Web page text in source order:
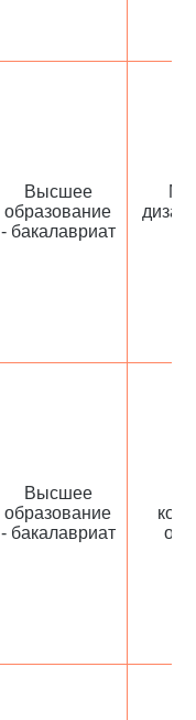
Высшее
образование
- бакалавриат
Высшее
образование
- бакалавриат